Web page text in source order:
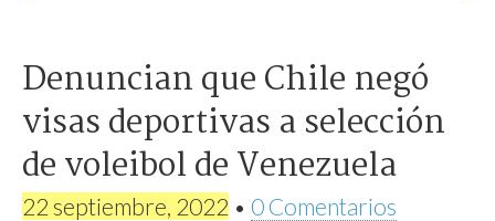
Denuncian que Chile negó
visas deportivas a selección
de voleibol de Venezuela
22 septiembre, 2022 • 0 Comentarios